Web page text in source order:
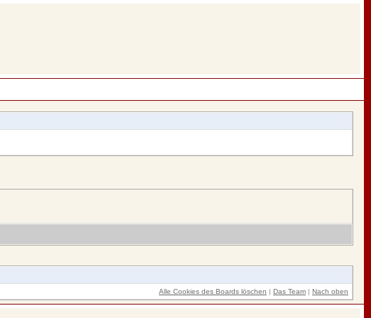
Alle Cookies des Boards löschen | Das Team | Nach oben